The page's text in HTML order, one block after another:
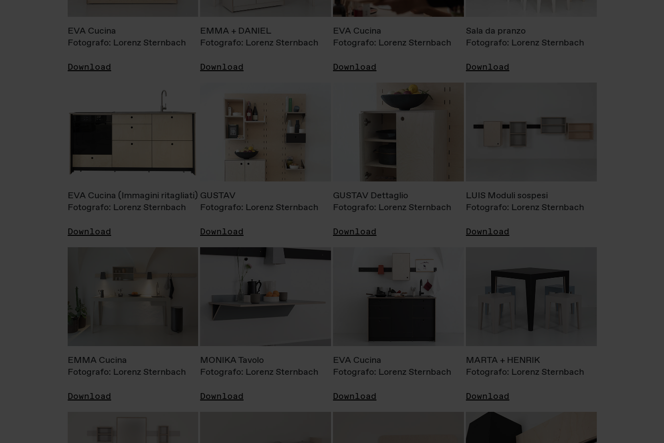
EVA Cucina
Fotografo: Lorenz Sternbach
Download
EMMA + DANIEL
Fotografo: Lorenz Sternbach
Download
EVA Cucina
Fotografo: Lorenz Sternbach
Download
Sala da pranzo
Fotografo: Lorenz Sternbach
Download
EVA Cucina (Immagini ritagliati)
Fotografo: Lorenz Sternbach
Download
GUSTAV
Fotografo: Lorenz Sternbach
Download
GUSTAV Dettaglio
Fotografo: Lorenz Sternbach
Download
LUIS Moduli sospesi
Fotografo: Lorenz Sternbach
Download
EMMA Cucina
Fotografo: Lorenz Sternbach
Download
MONIKA Tavolo
Fotografo: Lorenz Sternbach
Download
EVA Cucina
Fotografo: Lorenz Sternbach
Download
MARTA + HENRIK
Fotografo: Lorenz Sternbach
Download